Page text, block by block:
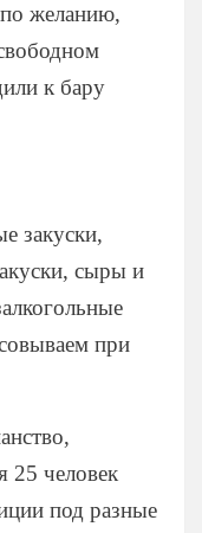
по желанию,
к бару
закуски,
сыры и
при
25 человек
под разные